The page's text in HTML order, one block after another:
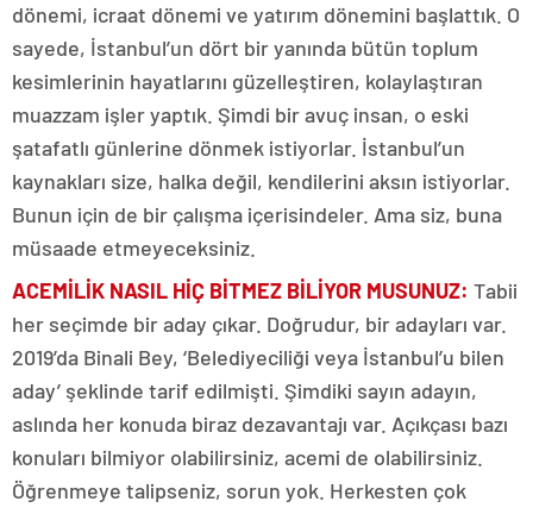
dönemi, icraat dönemi ve yatırım dönemini başlattık. O
sayede, İstanbul’un dört bir yanında bütün toplum
kesimlerinin hayatlarını güzelleştiren, kolaylaştıran
muazzam işler yaptık. Şimdi bir avuç insan, o eski
şatafatlı günlerine dönmek istiyorlar. İstanbul’un
kaynakları size, halka değil, kendilerini aksın istiyorlar.
Bunun için de bir çalışma içerisindeler. Ama siz, buna
müsaade etmeyeceksiniz.
ACEMİLİK NASIL HİÇ BİTMEZ BİLİYOR MUSUNUZ: Tabii
her seçimde bir aday çıkar. Doğrudur, bir adayları var.
2019’da Binali Bey, ‘Belediyeciliği veya İstanbul’u bilen
aday’ şeklinde tarif edilmişti. Şimdiki sayın adayın,
aslında her konuda biraz dezavantajı var. Açıkçası bazı
konuları bilmiyor olabilirsiniz, acemi de olabilirsiniz.
Öğrenmeye talipseniz, sorun yok. Herkesten çok